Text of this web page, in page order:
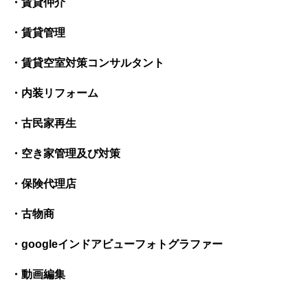
・賃貸仲介
・賃貸管理
・賃貸空室対策コンサルタント
・内装リフォーム
・古民家再生
・空き家管理及び対策
・保険代理店
・古物商
・googleインドアビューフォトグラファー
・ 動画編集